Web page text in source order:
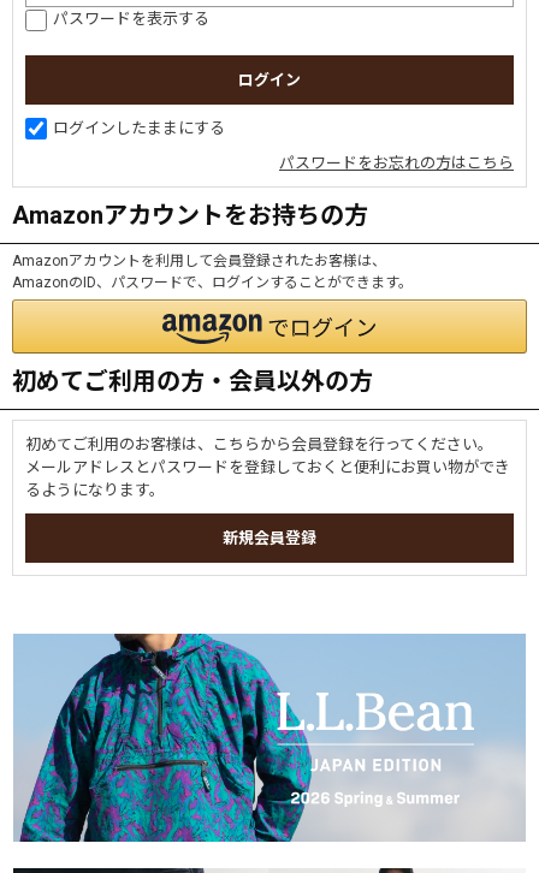
パスワードを表示する
ログインしたままにする
パスワードをお忘れの方はこちら
Amazonアカウントをお持ちの方
Amazonアカウントを利用して会員登録されたお客様は、
AmazonのID、パスワードで、ログインすることができます。
初めてご利用の方・会員以外の方
初めてご利用のお客様は、こちらから会員登録を行ってください。
メールアドレスとパスワードを登録しておくと便利にお買い物ができ
るようになります。